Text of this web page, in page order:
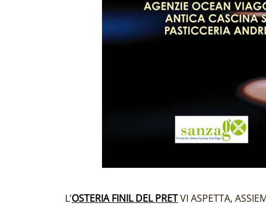
L’OSTERIA FINIL DEL PRETVI ASPETTA,